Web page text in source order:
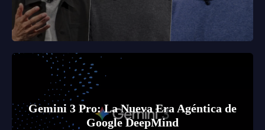
Gemini 3 Pro: La Nueva Era Agéntica de
Google DeepMind